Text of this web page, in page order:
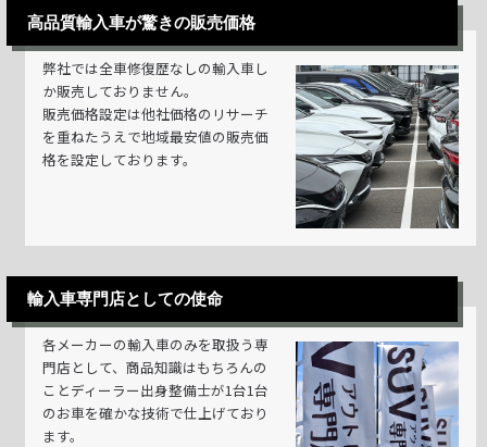
高品質輸入車が驚きの販売価格
弊社では全車修復歴なしの輸入車し
か販売しておりません。
販売価格設定は他社価格のリサーチ
を重ねたうえで地域最安値の販売価
格を設定しております。
輸入車専門店としての使命
各メーカーの輸入車のみを取扱う専
門店として、商品知識はもちろんの
ことディーラー出身整備士が1台1台
のお車を確かな技術で仕上げており
ます。